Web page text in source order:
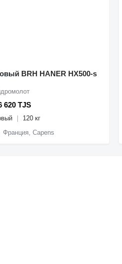
BRH HANER HX500-s
620 TJS
120 кг
Франция, Capens